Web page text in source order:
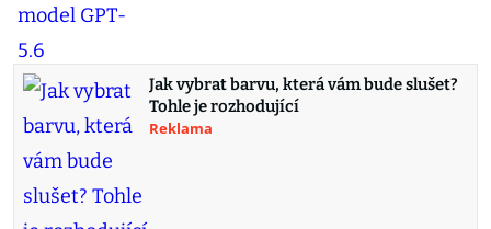
Jak vybrat barvu, která vám bude slušet?
Tohle je rozhodující
Reklama